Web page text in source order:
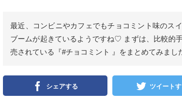
最近、コンビニやカフェでもチョコミント味のス
ブームが起きているようですね♡ まずは、比較的
売されている『#チョコミント 』をまとめてみまし
シェアする ツイート